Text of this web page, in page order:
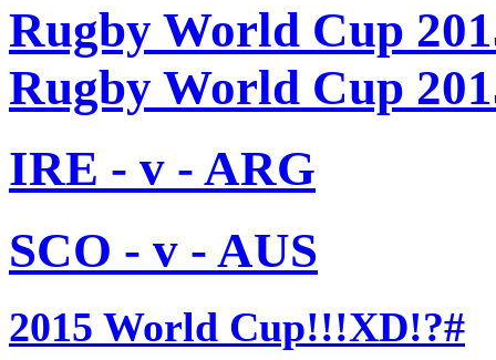
Rugby World Cup
Rugby World Cup
IRE - v - ARG
SCO - v - AUS
2015 World Cup!!!XD!?#